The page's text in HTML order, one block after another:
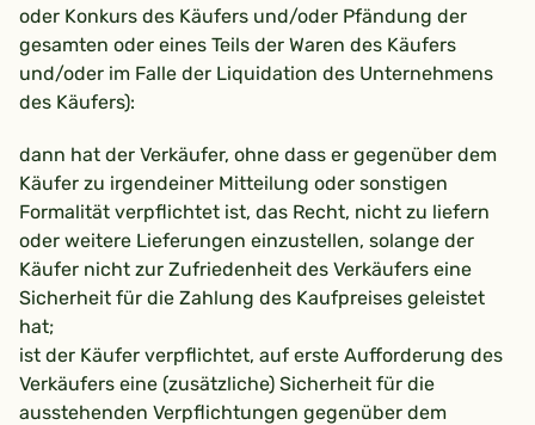
oder Konkurs des Käufers und/oder Pfändung der
gesamten oder eines Teils der Waren des Käufers
und/oder im Falle der Liquidation des Unternehmens
des Käufers):
dann hat der Verkäufer, ohne dass er gegenüber dem
Käufer zu irgendeiner Mitteilung oder sonstigen
Formalität verpflichtet ist, das Recht, nicht zu liefern
oder weitere Lieferungen einzustellen, solange der
Käufer nicht zur Zufriedenheit des Verkäufers eine
Sicherheit für die Zahlung des Kaufpreises geleistet
hat;
ist der Käufer verpflichtet, auf erste Aufforderung des
Verkäufers eine (zusätzliche) Sicherheit für die
ausstehenden Verpflichtungen gegenüber dem